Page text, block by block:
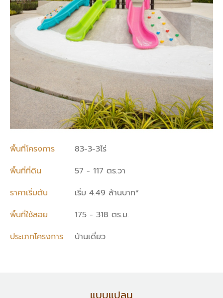
พื้นที่โครงการ
83-3-3ไร่
พื้นที่ที่ดิน
57 - 117 ตร.วา
ราคาเริ่มต้น
เริ่ม 4.49 ล้านบาท*
พื้นที่ใช้สอย
175 - 318 ตร.ม.
ประเภทโครงการ
บ้านเดี่ยว
แบบแปลน